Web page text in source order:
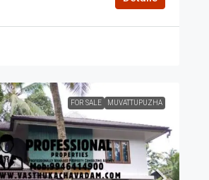
FOR SALE MUVATTUPUZHA